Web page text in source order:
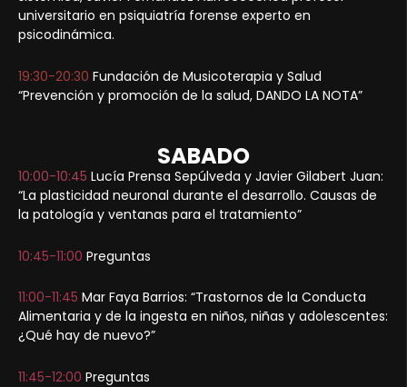
universitario en psiquiatría forense experto en
psicodinámica.
19:30-20:30 Fundación de Musicoterapia y Salud
“Prevención y promoción de la salud, DANDO LA NOTA”
SABADO
10:00-10:45 Lucía Prensa Sepúlveda y Javier Gilabert Juan:
“La plasticidad neuronal durante el desarrollo. Causas de
la patología y ventanas para el tratamiento”
10:45-11:00 Preguntas
11:00-11:45 Mar Faya Barrios: “Trastornos de la Conducta
Alimentaria y de la ingesta en niños, niñas y adolescentes:
¿Qué hay de nuevo?”
11:45-12:00 Preguntas